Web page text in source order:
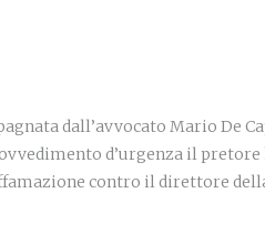
dall’avvocato Mario De
d’urgenza il
contro il direttore